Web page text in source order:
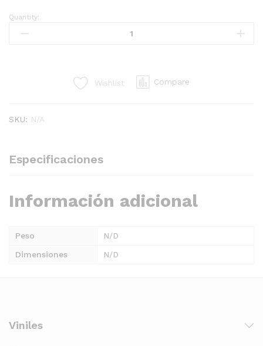
PROFILE
LENS
Quantity:
Wishlist Compare
SKU: N/A
Especificaciones
Información adicional
Peso
N/D
Dimensiones
N/D
Viniles